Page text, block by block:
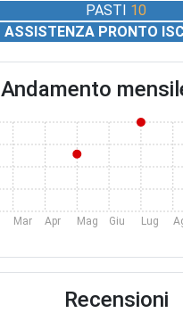
PASTI 10
ASSISTENZA PRONTO
Andamento
Mar Apr Mag Giu Lug
Recensioni